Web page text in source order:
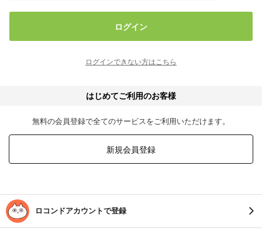
ログイン
ログインできない方はこちら
はじめてご利用のお客様
無料の会員登録で全てのサービスをご利用いただけます。
新規会員登録
ロコンドアカウントで登録